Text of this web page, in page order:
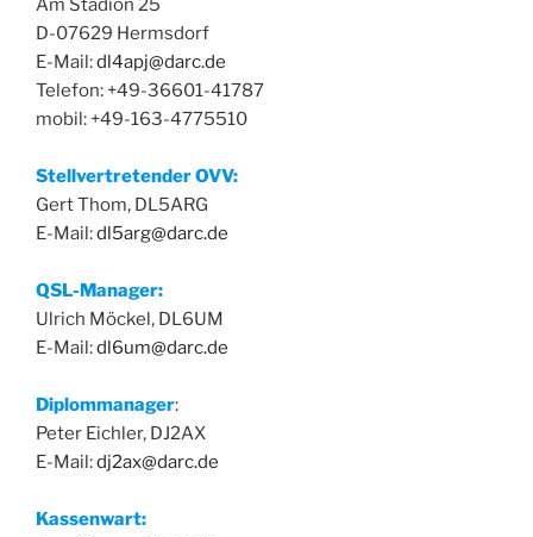
Am Stadion 25
D-07629 Hermsdorf
E-Mail:dl4apj@darc.de
Telefon: +49-36601-41787
mobil: +49-163-4775510
Stellvertretender OVV:
Gert Thom, DL5ARG
E-Mail:dl5arg@darc.de
QSL-Manager:
Ulrich Möckel, DL6UM
E-Mail:dl6um@darc.de
Diplommanager:
Peter Eichler, DJ2AX
E-Mail:dj2ax@darc.de
Kassenwart: